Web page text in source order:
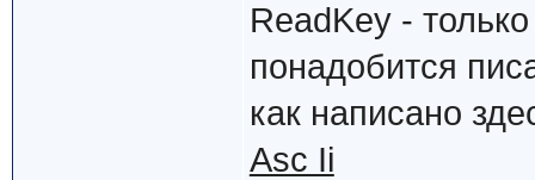
ReadKey -
понадобится
как написано
Asc Ii